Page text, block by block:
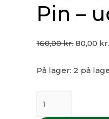
Pin –
160,00kr. 80,00 kr.
På lager: 2 på